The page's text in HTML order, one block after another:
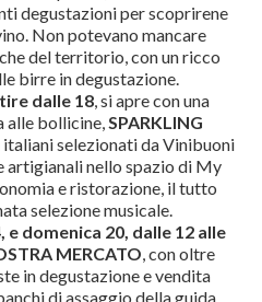
degustazioni per scoprirene
Non potevano mancare
del territorio, con un ricco
birre in degustazione.
dalle 18, si apre con una
alle bollicine,SPARKLING
italiani selezionati da Vinibuoni
artigianali nello spazio di My
e ristorazione, il tutto
selezione musicale.
e domenica 20, dalle 12 alle
MERCATO, con oltre
in degustazione e vendita
di assaggio della guida